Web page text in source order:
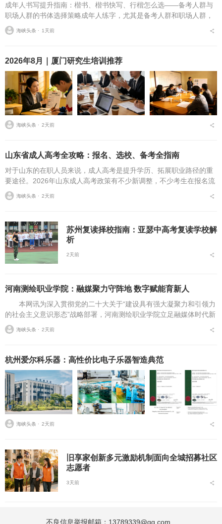
成年人书写提升指南：楷书、楷书快写、行楷怎么选——备考人群与
职场人群的书体选择策略成年人练字，尤其是备考人群和职场人群，
常常面临一个具体问题：字丑想改善，到底该练标准楷书，还是练楷
书快写，或者干脆练行...
海峡头条 ⋅ 1天前
2026年8月｜厦门研究生培训推荐
海峡头条 ⋅ 2天前
山东省成人高考全攻略：报名、选校、备考全指南
对于山东的在职人员来说，成人高考是提升学历、拓展职业路径的重
要途径。2026年山东成人高考政策有不少新调整，不少考生在报名流
程、条件筛选、院校选择等方面存在诸多疑问，本文将从报名全流
程、报考条件、院校...
海峡头条 ⋅ 2天前
苏州复读择校指南：亚瑟中高考复读学校解
析
2天前
河南测绘职业学院：融媒聚力守阵地 数字赋能育新人
本网讯为深入贯彻党的二十大关于“建设具有强大凝聚力和引领力
的社会主义意识形态”战略部署，河南测绘职业学院立足融媒体时代新
挑战，扎实推进在风险研判、机制创新、技术赋能、实践育人等方面
的路径分析与研...
海峡头条 ⋅ 2天前
杭州爱尔科乐器：高性价比电子乐器智造典范
海峡头条 ⋅ 2天前
旧享家创新多元激励机制面向全城招募社区
志愿者
3天前
不良信息举报邮箱：13789339@qq.com